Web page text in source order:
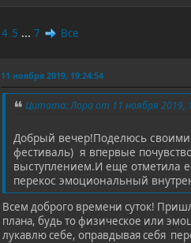
4 5 ... 7 Все
11 ноября 2019, 19:24:54
Цитата: Лора от 11 ноября 2019,
Добрый вечер!Поделюсь
фестиваль) я впервые
выступлением.И еще отметила
перекос эмоциональный
Всем доброго времени суток!
плана, будь то физическое или
лукавлю себе, оправдывая себя